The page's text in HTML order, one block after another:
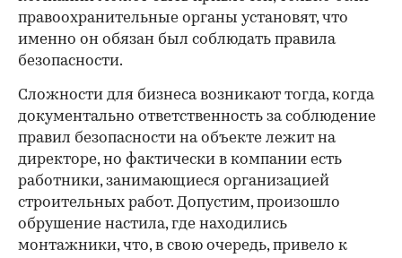
правоохранительные органы установят, что
именно он обязан был соблюдать правила
безопасности.
Сложности для бизнеса возникают тогда, когда
документально ответственность за соблюдение
правил безопасности на объекте лежит на
директоре, но фактически в компании есть
работники, занимающиеся организацией
строительных работ. Допустим, произошло
обрушение настила, где находились
монтажники, что, в свою очередь, привело к